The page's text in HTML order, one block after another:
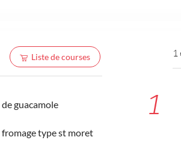
Liste de courses
de guacamole
fromage type st moret
1
1